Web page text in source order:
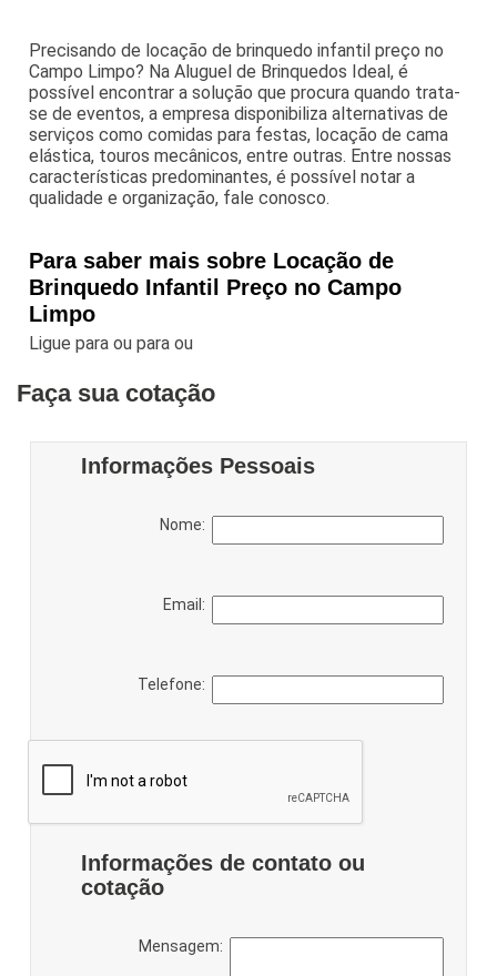
Precisando de locação de brinquedo infantil preço no
Campo Limpo? Na Aluguel de Brinquedos Ideal, é
possível encontrar a solução que procura quando trata-
se de eventos, a empresa disponibiliza alternativas de
serviços como comidas para festas, locação de cama
elástica, touros mecânicos, entre outras. Entre nossas
características predominantes, é possível notar a
qualidade e organização, fale conosco.
Para saber mais sobre Locação de
Brinquedo Infantil Preço no Campo
Limpo
Ligue paraou paraou
Faça sua cotação
Informações Pessoais
Nome:
Email:
Telefone:
Informações de contato ou
cotação
Mensagem: